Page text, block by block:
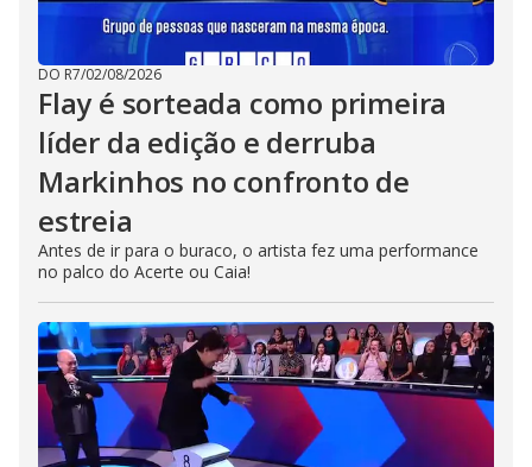
DO R7/02/08/2026
Flay é sorteada como primeira
líder da edição e derruba
Markinhos no confronto de
estreia
Antes de ir para o buraco, o artista fez uma performance
no palco do Acerte ou Caia!